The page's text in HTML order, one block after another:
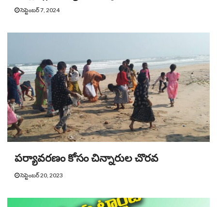
సెప్టెంబర్ 7, 2024
పర్యావరణం కోసం చిన్నారుల చొరవ
సెప్టెంబర్ 20, 2023